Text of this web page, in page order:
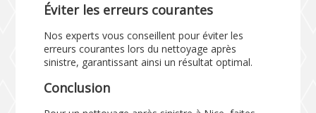
Éviter les erreurs courantes
Nos experts vous conseillent pour éviter les
erreurs courantes lors du nettoyage après
sinistre, garantissant ainsi un résultat optimal.
Conclusion